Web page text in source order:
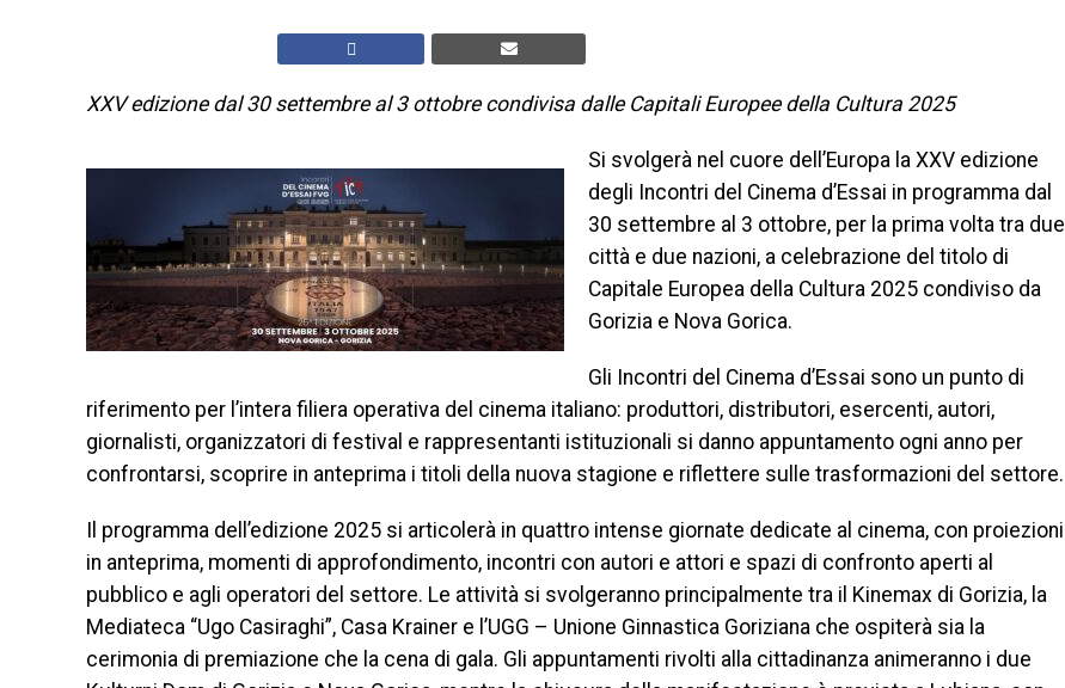
XXV edizione dal 30 settembre al 3 ottobre condivisa dalle Capitali Europee della Cultura 2025
Si svolgerà nel cuore dell’Europa la XXV edizione
degli Incontri del Cinema d’Essai in programma dal
30 settembre al 3 ottobre, per la prima volta tra due
città e due nazioni, a celebrazione del titolo di
Capitale Europea della Cultura 2025 condiviso da
Gorizia e Nova Gorica.
Gli Incontri del Cinema d’Essai sono un punto di
riferimento per l’intera filiera operativa del cinema italiano: produttori, distributori, esercenti, autori,
giornalisti, organizzatori di festival e rappresentanti istituzionali si danno appuntamento ogni anno per
confrontarsi, scoprire in anteprima i titoli della nuova stagione e riflettere sulle trasformazioni del settore.
Il programma dell’edizione 2025 si articolerà in quattro intense giornate dedicate al cinema, con proiezioni
in anteprima, momenti di approfondimento, incontri con autori e attori e spazi di confronto aperti al
pubblico e agli operatori del settore. Le attività si svolgeranno principalmente tra il Kinemax di Gorizia, la
Mediateca “Ugo Casiraghi”, Casa Krainer e l’UGG – Unione Ginnastica Goriziana che ospiterà sia la
cerimonia di premiazione che la cena di gala. Gli appuntamenti rivolti alla cittadinanza animeranno i due